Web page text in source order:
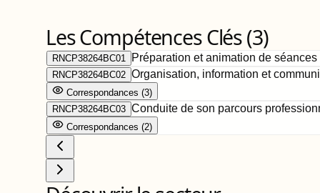
Les Compétences Clés (3)
RNCP38264BC01 Préparation et animation de
RNCP38264BC02 Organisation, information et
Correspondances (3)
RNCP38264BC03 Conduite de son parcours
Correspondances (2)